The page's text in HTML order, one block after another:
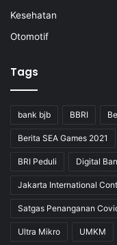
Kesehatan
Otomotif
Tags
bank bjb BBRI
Berita SEA Games 2021
BRI Peduli Digital
Jakarta International
Satgas Penanganan
Ultra Mikro UMKM